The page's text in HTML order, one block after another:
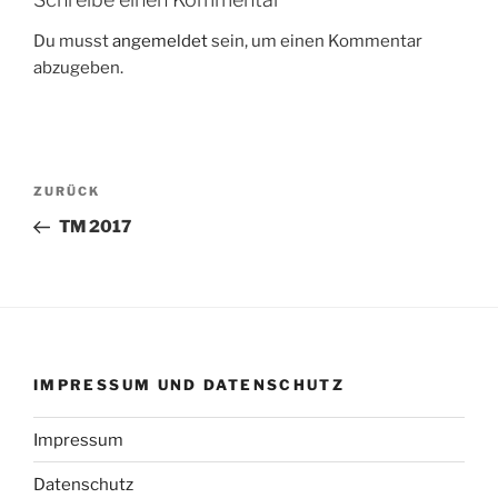
Du musstangemeldetsein, um einen Kommentar
abzugeben.
Beitragsnavigation
Vorheriger
Beitrag
ZURÜCK
TM 2017
IMPRESSUM UND DATENSCHUTZ
Impressum
Datenschutz